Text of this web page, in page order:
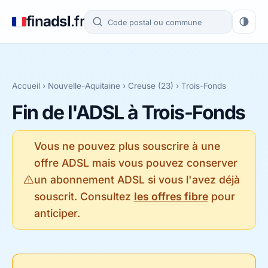
finadsl.fr
Accueil › Nouvelle-Aquitaine › Creuse (23) › Trois-Fonds
Fin de l'ADSL à Trois-Fonds
Vous ne pouvez plus souscrire à une
offre ADSL mais vous pouvez conserver
un abonnement ADSL si vous l'avez déjà
souscrit. Consultez les offres fibrepour
anticiper.